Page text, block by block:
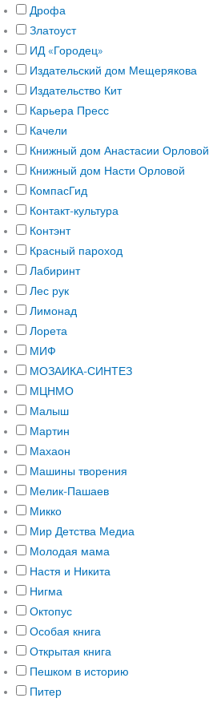
Дрофа
Златоуст
ИД «Городец»
Издательский дом Мещерякова
Издательство Кит
Карьера Пресс
Качели
Книжный дом Анастасии Орловой
Книжный дом Насти Орловой
КомпасГид
Контакт-культура
Контэнт
Красный пароход
Лабиринт
Лес рук
Лимонад
Лорета
МИФ
МОЗАИКА-СИНТЕЗ
МЦНМО
Малыш
Мартин
Махаон
Машины творения
Мелик-Пашаев
Микко
Мир Детства Медиа
Молодая мама
Настя и Никита
Нигма
Октопус
Особая книга
Открытая книга
Пешком в историю
Питер